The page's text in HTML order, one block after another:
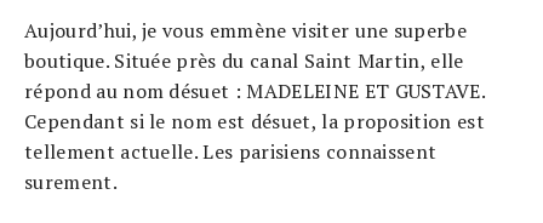
Aujourd’hui, je vous emmène visiter une superbe
boutique. Située près du canal Saint Martin, elle
répond au nom désuet : MADELEINE ET GUSTAVE.
Cependant si le nom est désuet, la proposition est
tellement actuelle. Les parisiens connaissent
surement.